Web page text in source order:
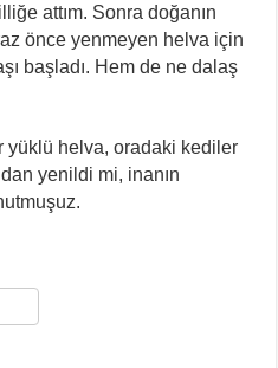
attım. Sonra doğanın
önce yenmeyen helva için
başladı. Hem de ne dalaş
yüklü helva, oradaki kediler
yenildi mi, inanın